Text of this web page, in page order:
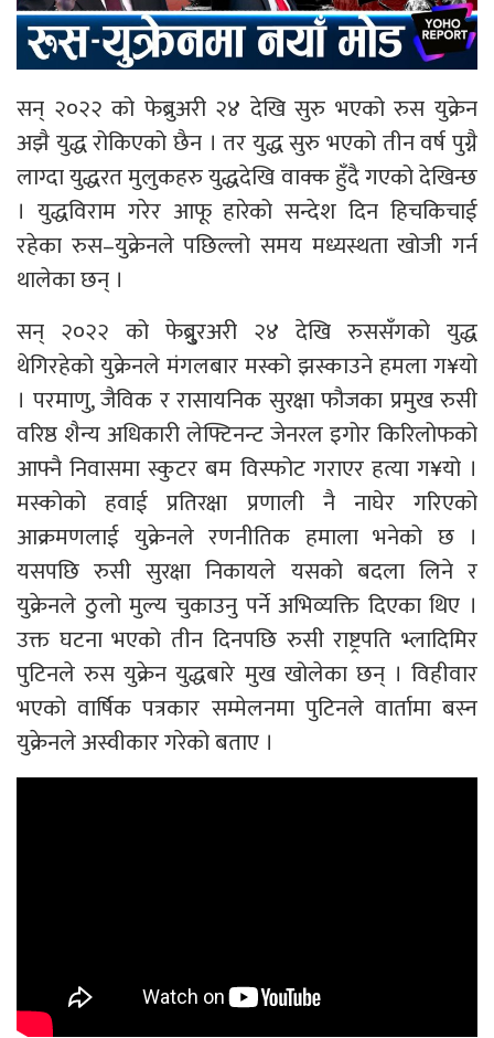
सन् २०२२ को फेब्रुअरी २४ देखि सुरु भएको रुस युक्रेन
अझै युद्ध रोकिएको छैन । तर युद्ध सुरु भएको तीन वर्ष पुग्नै
लाग्दा युद्धरत मुलुकहरु युद्धदेखि वाक्क हुँदै गएको देखिन्छ
। युद्धविराम गरेर आफू हारेको सन्देश दिन हिचकिचाई
रहेका रुस–युक्रेनले पछिल्लो समय मध्यस्थता खोजी गर्न
थालेका छन् ।
सन् २०२२ को फेब्रुु्रअरी २४ देखि रुससँगको युद्ध
थेगिरहेको युक्रेनले मंगलबार मस्को झस्काउने हमला ग¥यो
। परमाणु, जैविक र रासायनिक सुरक्षा फौजका प्रमुख रुसी
वरिष्ठ शैन्य अधिकारी लेफ्टिनन्ट जेनरल इगोर किरिलोफको
आफ्नै निवासमा स्कुटर बम विस्फोट गराएर हत्या ग¥यो ।
मस्कोको हवाई प्रतिरक्षा प्रणाली नै नाघेर गरिएको
आक्रमणलाई युक्रेनले रणनीतिक हमाला भनेको छ ।
यसपछि रुसी सुरक्षा निकायले यसको बदला लिने र
युक्रेनले ठुलो मुल्य चुकाउनु पर्ने अभिव्यक्ति दिएका थिए ।
उक्त घटना भएको तीन दिनपछि रुसी राष्ट्रपति भ्लादिमिर
पुटिनले रुस युक्रेन युद्धबारे मुख खोलेका छन् । विहीवार
भएको वार्षिक पत्रकार सम्मेलनमा पुटिनले वार्तामा बस्न
युक्रेनले अस्वीकार गरेको बताए ।